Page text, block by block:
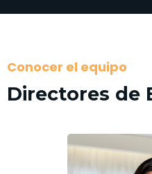
Conocer el equipo
Directores de